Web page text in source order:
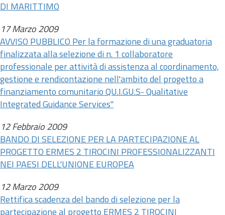
DI MARITTIMO
17 Marzo 2009
AVVISO PUBBLICO Per la formazione di una graduatoria
finalizzata alla selezione di n. 1 collaboratore
professionale per attività di assistenza al coordinamento,
gestione e rendicontazione nell'ambito del progetto a
finanziamento comunitario QU.I.GU.S- Qualitative
Integrated Guidance Services"
12 Febbraio 2009
BANDO DI SELEZIONE PER LA PARTECIPAZIONE AL
PROGETTO ERMES 2 TIROCINI PROFESSIONALIZZANTI
NEI PAESI DELL'UNIONE EUROPEA
12 Marzo 2009
Rettifica scadenza del bando di selezione per la
partecipazione al progetto ERMES 2 TIROCINI